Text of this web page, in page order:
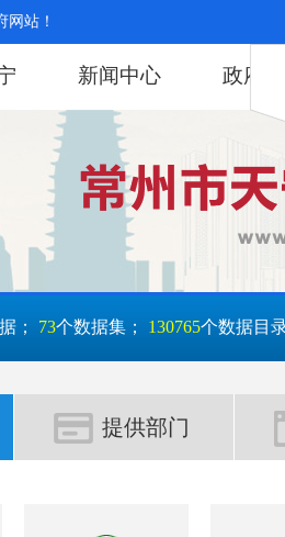
网站！
新闻中心 政府
； 73个数据集； 130765个数据目
提供部门